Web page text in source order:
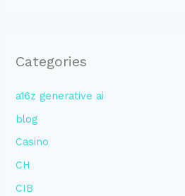
Categories
a16z generative ai
blog
Casino
CH
CIB